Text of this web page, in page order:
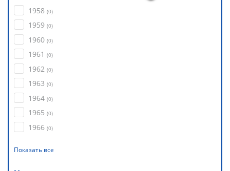
1958 (0)
1959 (0)
1960 (0)
1961 (0)
1962 (0)
1963 (0)
1964 (0)
1965 (0)
1966 (0)
Показать все